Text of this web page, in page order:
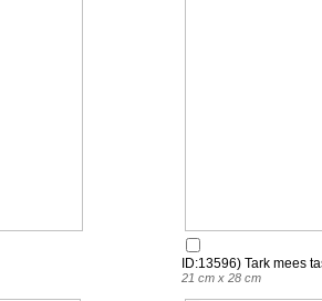
ID:13596) Tark mees
21 cm x 28 cm